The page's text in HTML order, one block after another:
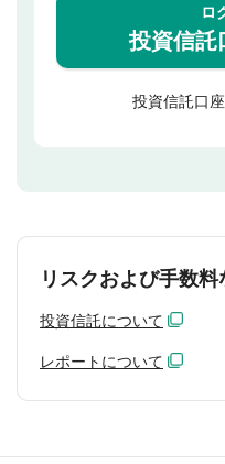
ロ
投資信託
投資信託口
リスクおよび手数
投資信託について
レポートについて